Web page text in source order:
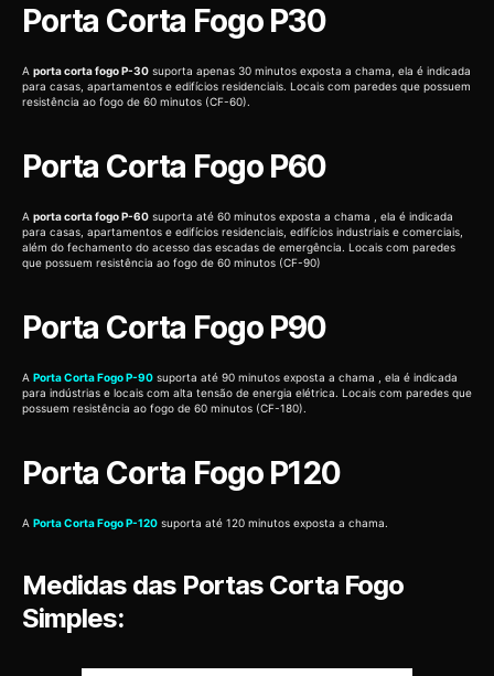
Porta Corta Fogo P30
A porta corta fogo P-30 suporta apenas 30 minutos exposta a chama, ela é indicada
para casas, apartamentos e edifícios residenciais. Locais com paredes que possuem
resistência ao fogo de 60 minutos (CF-60).
Porta Corta Fogo P60
A porta corta fogo P-60 suporta até 60 minutos exposta a chama , ela é indicada
para casas, apartamentos e edifícios residenciais, edifícios industriais e comerciais,
além do fechamento do acesso das escadas de emergência. Locais com paredes
que possuem resistência ao fogo de 60 minutos (CF-90)
Porta Corta Fogo P90
A Porta Corta Fogo P-90 suporta até 90 minutos exposta a chama , ela é indicada
para indústrias e locais com alta tensão de energia elétrica. Locais com paredes que
possuem resistência ao fogo de 60 minutos (CF-180).
Porta Corta Fogo P120
A Porta Corta Fogo P-120 suporta até 120 minutos exposta a chama.
Medidas das Portas Corta Fogo
Simples: